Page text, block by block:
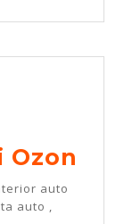
Ozon
auto
auto ,